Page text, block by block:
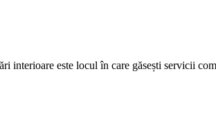
interioare este locul în care găsești servicii